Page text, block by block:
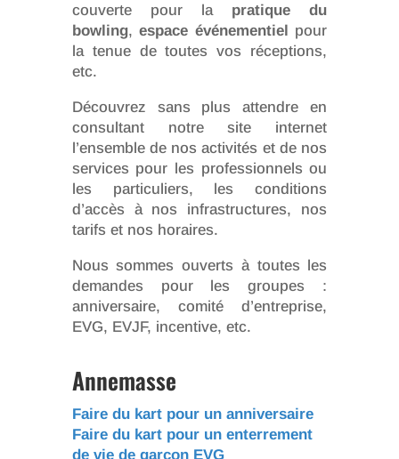
couverte pour la pratique du
bowling,espace événementiel
pour
la tenue de toutes vos réceptions,
etc.
Découvrez sans plus attendre en
consultant notre site internet
l’ensemble de nos activités et de nos
services pour les professionnels ou
les particuliers, les conditions
d’accès à nos infrastructures, nos
tarifs et nos horaires.
Nous sommes ouverts à toutes les
demandes pour les groupes :
anniversaire, comité d’entreprise,
EVG, EVJF, incentive, etc.
Annemasse
Faire du kart pour un anniversaire
Faire du kart pour un enterrement
de vie de garçon EVG